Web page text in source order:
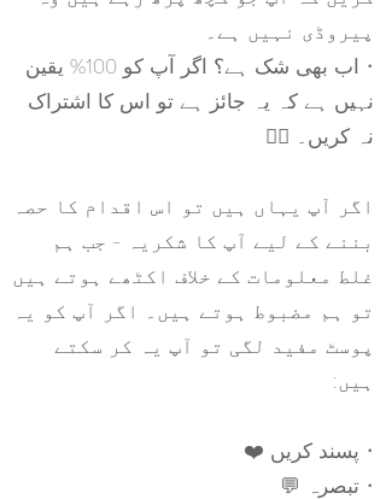
پیروڈی نہیں ہے۔
• اب بھی شک ہے؟ اگر آپ کو 100% یقین
نہیں ہے کہ یہ جائز ہے تو اس کا اشتراک
نہ کریں۔ 🙅‍♀️
اگر آپ یہاں ہیں تو اس اقدام کا حصہ
بننے کے لیے آپ کا شکریہ - جب ہم
غلط معلومات کے خلاف اکٹھے ہوتے ہیں
تو ہم مضبوط ہوتے ہیں۔ اگر آپ کو یہ
پوسٹ مفید لگی تو آپ یہ کر سکتے
ہیں:
• پسند کریں ❤️‍
• تبصرہ 💬